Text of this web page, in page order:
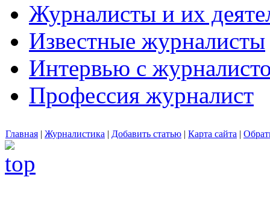
Журналисты и их
Известные журналисты
Интервью с
Профессия журналист
Главная | Журналистика | Добавить статью | Карта сайта |